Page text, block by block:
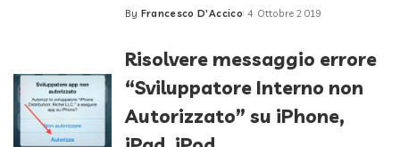
Posted
By Francesco D'Accico 4 Ottobre 2019
Risolvere messaggio errore
“Sviluppatore Interno non
Autorizzato” su iPhone,